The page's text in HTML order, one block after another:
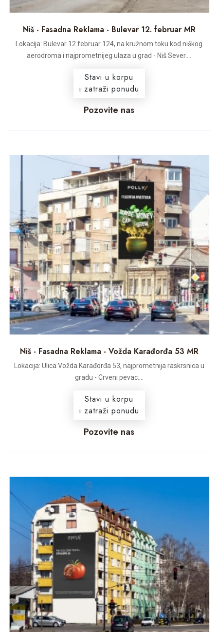
Niš - Fasadna Reklama - Bulevar 12. februar MR
Lokacija: Bulevar 12.februar 124, na kružnom toku kod niškog
aerodroma i najprometnijeg ulaza u grad - Niš Sever....
Stavi u korpu
i zatraži ponudu
Pozovite nas
Niš - Fasadna Reklama - Vožda Karađorđa 53 MR
Lokacija: Ulica Vožda Karađorđa 53, najprometnija raskrsnica u
gradu - Crveni pevac....
Stavi u korpu
i zatraži ponudu
Pozovite nas